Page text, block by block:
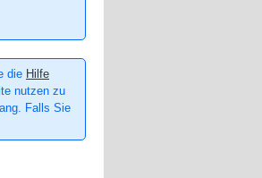
die Hilfe
nutzen zu
Falls Sie